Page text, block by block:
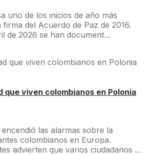
uno de los inicios de año más
firma del Acuerdo de Paz de 2016.
de 2026 se han document...
que viven colombianos en Polonia
las alarmas sobre la
colombianos en Europa.
advierten que varios ciudadanos ...